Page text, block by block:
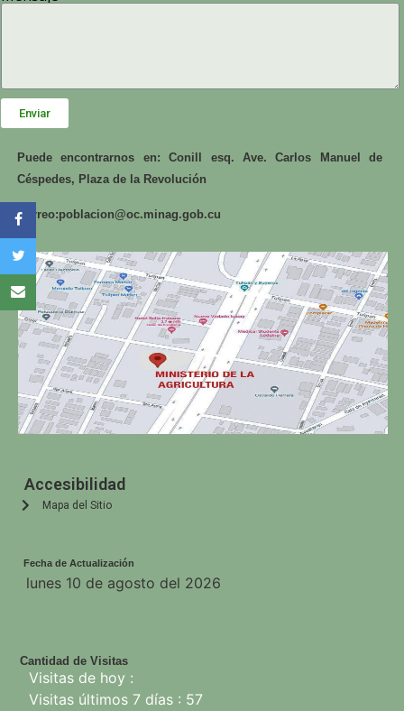
Enviar
Puede encontrarnos en: Conill esq. Ave. Carlos Manuel de
Céspedes, Plaza de la Revolución
Correo:poblacion@oc.minag.gob.cu
Accesibilidad
Mapa del Sitio
Fecha de Actualización
Cantidad de Visitas
Visitas de hoy :
Visitas últimos 7 días : 57
lunes 10 de agosto del 2026